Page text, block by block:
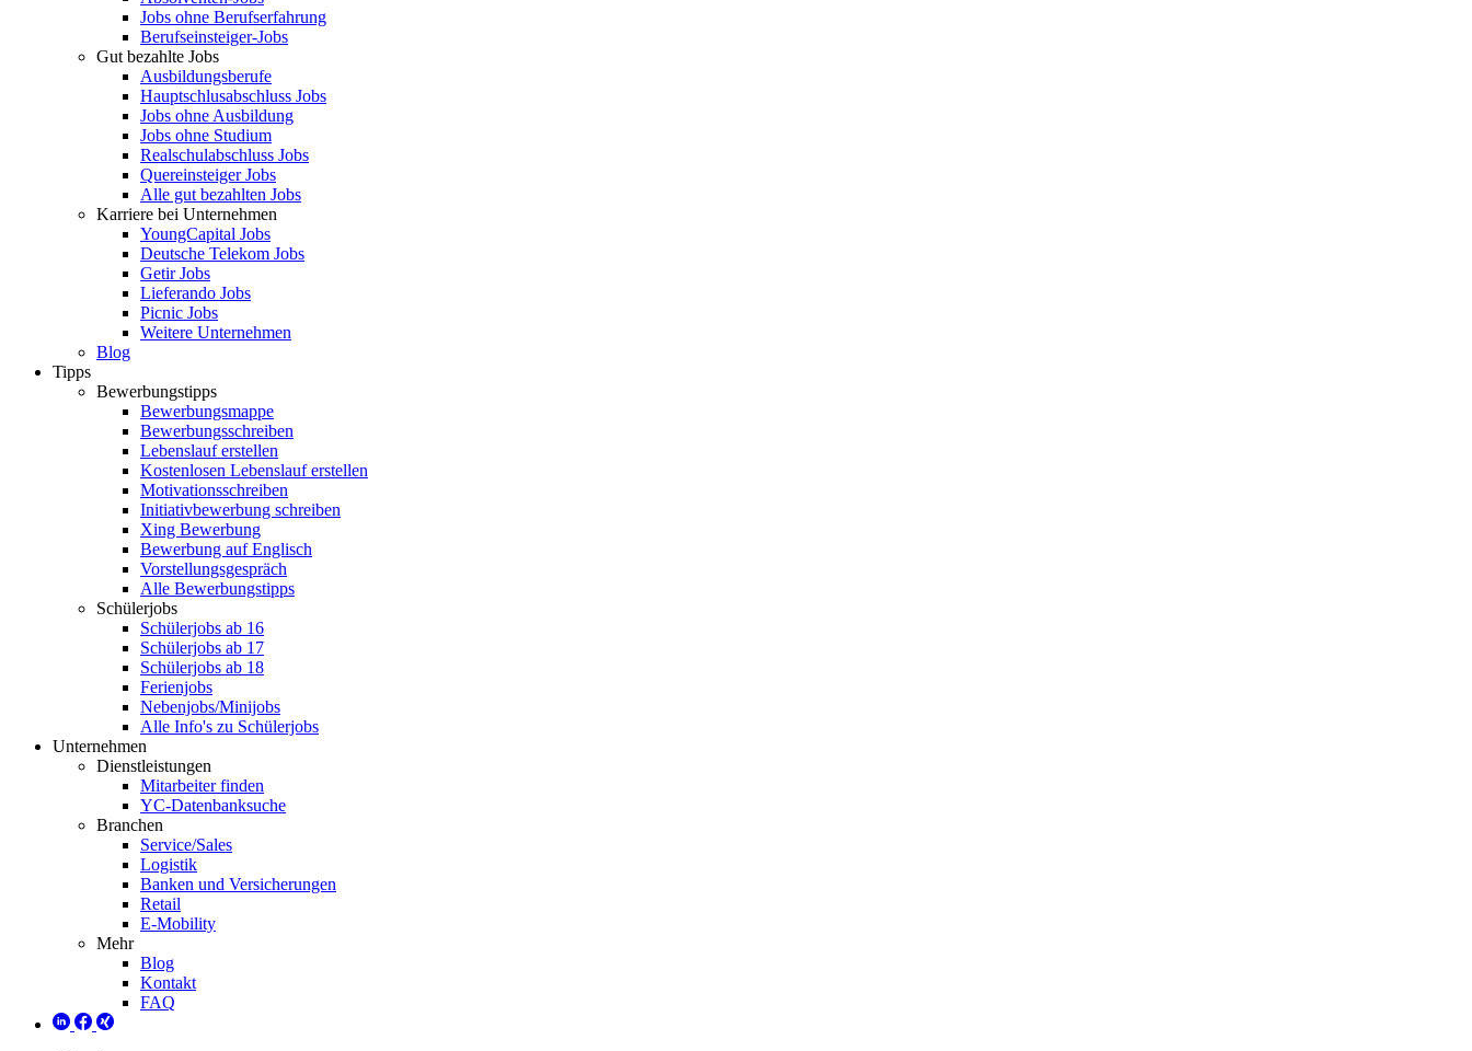
Jobs ohne Berufserfahrung
Berufseinsteiger-Jobs
Gut bezahlte Jobs
Ausbildungsberufe
Hauptschlusabschluss Jobs
Jobs ohne Ausbildung
Jobs ohne Studium
Realschulabschluss Jobs
Quereinsteiger Jobs
Alle gut bezahlten Jobs
Karriere bei Unternehmen
YoungCapital Jobs
Deutsche Telekom Jobs
Getir Jobs
Lieferando Jobs
Picnic Jobs
Weitere Unternehmen
Blog
Tipps
Bewerbungstipps
Bewerbungsmappe
Bewerbungsschreiben
Lebenslauf erstellen
Kostenlosen Lebenslauf erstellen
Motivationsschreiben
Initiativbewerbung schreiben
Xing Bewerbung
Bewerbung auf Englisch
Vorstellungsgespräch
Alle Bewerbungstipps
Schülerjobs
Schülerjobs ab 16
Schülerjobs ab 17
Schülerjobs ab 18
Ferienjobs
Nebenjobs/Minijobs
Alle Info's zu Schülerjobs
Unternehmen
Dienstleistungen
Mitarbeiter finden
YC-Datenbanksuche
Branchen
Service/Sales
Logistik
Banken und Versicherungen
Retail
E-Mobility
Mehr
Blog
Kontakt
FAQ